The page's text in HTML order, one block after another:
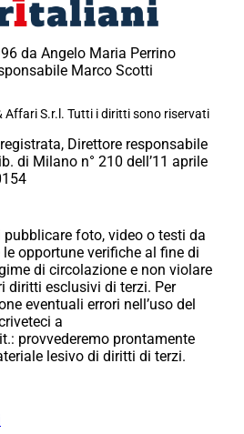
da Angelo Maria Perrino
Marco Scotti
S.r.l. Tutti i diritti sono riservati
Direttore responsabile
di Milano n° 210 dell’11 aprile
foto, video o testi da
opportune verifiche al fine di
di circolazione e non violare
diritti esclusivi di terzi. Per
eventuali errori nell’uso del
a
provvederemo prontamente
lesivo di diritti di terzi.